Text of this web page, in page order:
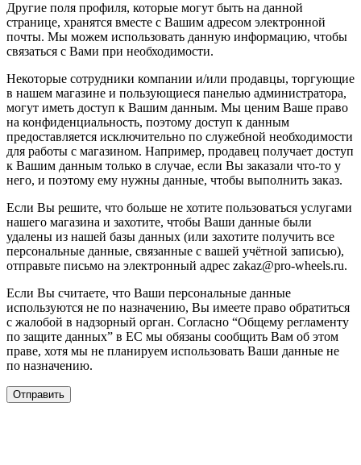
Другие поля профиля, которые могут быть на данной
странице, хранятся вместе с Вашим адресом электронной
почты. Мы можем использовать данную информацию, чтобы
связаться с Вами при необходимости.
Некоторые сотрудники компании и/или продавцы, торгующие
в нашем магазине и пользующиеся панелью администратора,
могут иметь доступ к Вашим данным. Мы ценим Ваше право
на конфиденциальность, поэтому доступ к данным
предоставляется исключительно по служебной необходимости
для работы с магазином. Например, продавец получает доступ
к Вашим данным только в случае, если Вы заказали что-то у
него, и поэтому ему нужны данные, чтобы выполнить заказ.
Если Вы решите, что больше не хотите пользоваться услугами
нашего магазина и захотите, чтобы Ваши данные были
удалены из нашей базы данных (или захотите получить все
персональные данные, связанные с вашей учётной записью),
отправьте письмо на электронный адрес zakaz@pro-wheels.ru.
Если Вы считаете, что Ваши персональные данные
используются не по назначению, Вы имеете право обратиться
с жалобой в надзорный орган. Согласно “Общему регламенту
по защите данных” в ЕС мы обязаны сообщить Вам об этом
праве, хотя мы не планируем использовать Ваши данные не
по назначению.
Отправить